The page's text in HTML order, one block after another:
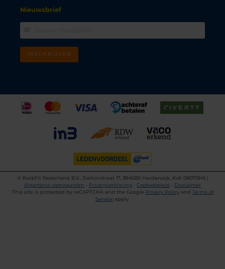
Nieuwsbrief
INSCHRIJVEN
©
KwikFit Nederland B.V., Daltonstraat 17, 3846BX Harderwijk, KvK 08017845 |
Algemene voorwaarden • Privacyverklaring • Cookiebeleid • Disclaimer
This site is protected by reCAPTCHA and the Google Privacy Policyand Terms of
Service apply.